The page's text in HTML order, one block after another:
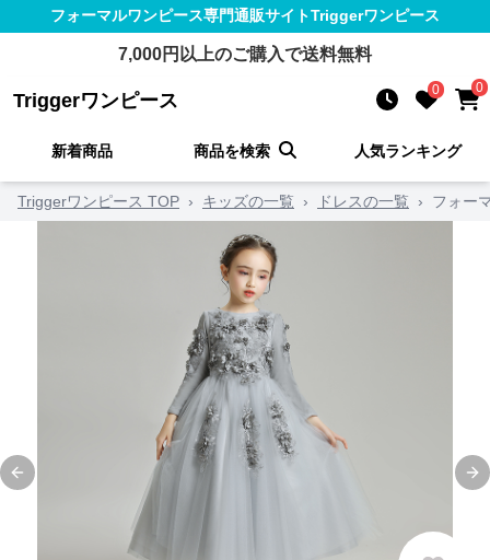
フォーマルワンピース専門通販サイトTriggerワンピース
7,000円以上のご購入で送料無料
Triggerワンピース 0 0
新着商品 商品を検索 人気ランキング
Triggerワンピース TOP › キッズの一覧 › ドレスの一覧 › フォー
Previous slide